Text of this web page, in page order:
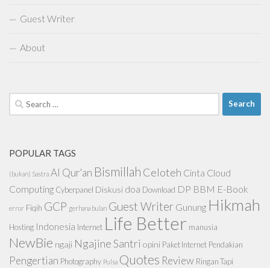
Guest Writer
About
Search
for:
POPULAR TAGS
(bukan) Sastra Al Qur'an Bismillah Celoteh Cinta Cloud
Computing Cyberpanel Diskusi doa Download DP BBM E-Book
error Fiqih GCP gerhana bulan Guest Writer Gunung Hikmah
Hosting Indonesia Internet Life Better manusia
NewBie ngaji Ngajine Santri opini Paket Internet Pendakian
Pengertian Photography Pulsa Quotes Review Ringan Tapi